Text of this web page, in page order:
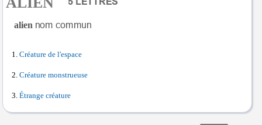
alien
Créature de l'espace
Créature monstrueuse
Étrange créature